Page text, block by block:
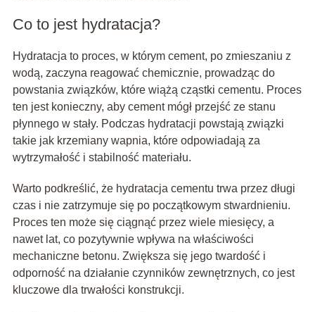
Co to jest hydratacja?
Hydratacja to proces, w którym cement, po zmieszaniu z
wodą, zaczyna reagować chemicznie, prowadząc do
powstania związków, które wiążą cząstki cementu. Proces
ten jest konieczny, aby cement mógł przejść ze stanu
płynnego w stały. Podczas hydratacji powstają związki
takie jak krzemiany wapnia, które odpowiadają za
wytrzymałość i stabilność materiału.
Warto podkreślić, że hydratacja cementu trwa przez długi
czas i nie zatrzymuje się po początkowym stwardnieniu.
Proces ten może się ciągnąć przez wiele miesięcy, a
nawet lat, co pozytywnie wpływa na właściwości
mechaniczne betonu. Zwiększa się jego twardość i
odporność na działanie czynników zewnętrznych, co jest
kluczowe dla trwałości konstrukcji.